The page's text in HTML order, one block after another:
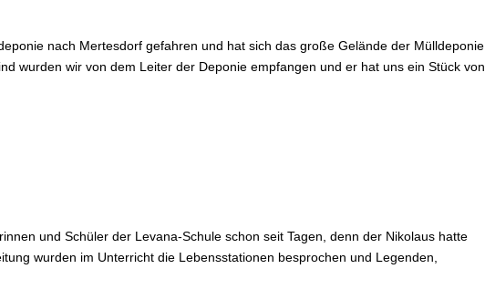
nach Mertesdorf gefahren und hat sich das große Gelände der Mülldeponie
wurden wir von dem Leiter der Deponie empfangen und er hat uns ein Stück von
und Schüler der Levana-Schule schon seit Tagen, denn der Nikolaus hatte
wurden im Unterricht die Lebensstationen besprochen und Legenden,